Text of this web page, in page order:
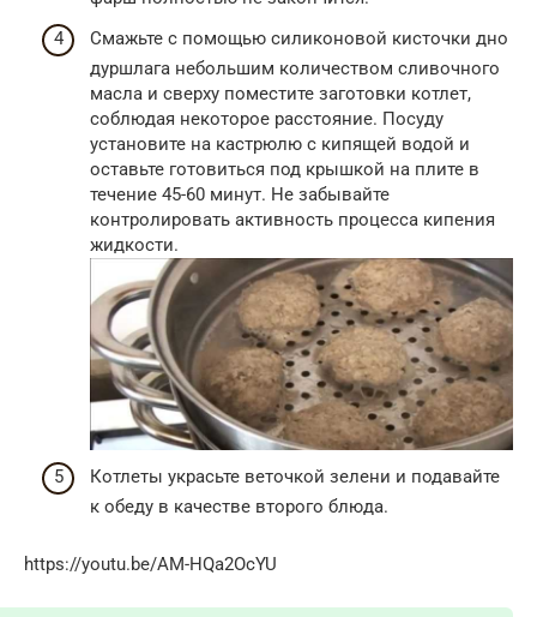
Смажьте с помощью силиконовой кисточки дно
дуршлага небольшим количеством сливочного
масла и сверху поместите заготовки котлет,
соблюдая некоторое расстояние. Посуду
установите на кастрюлю с кипящей водой и
оставьте готовиться под крышкой на плите в
течение 45-60 минут. Не забывайте
контролировать активность процесса кипения
жидкости.
Котлеты украсьте веточкой зелени и подавайте
к обеду в качестве второго блюда.
https://youtu.be/AM-HQa2OcYU